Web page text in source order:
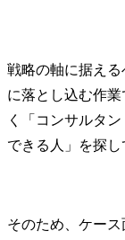
戦略の軸に据え
に落とし込む作
く「コンサルタ
できる人」を探し
そのため、ケー